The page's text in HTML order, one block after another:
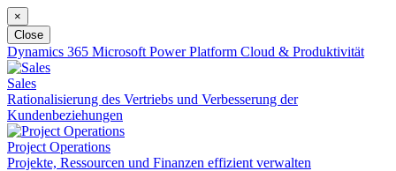
×
Close
Dynamics 365 Microsoft Power Platform Cloud & Produktivität
Sales
Rationalisierung des Vertriebs und Verbesserung der
Kundenbeziehungen
Project Operations
Projekte, Ressourcen und Finanzen effizient verwalten